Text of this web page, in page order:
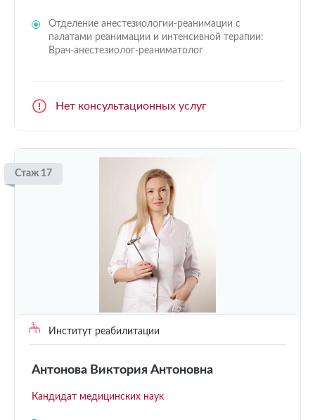
Отделение анестезиологии-реанимации с
палатами реанимации и интенсивной терапии:
Врач-анестезиолог-реаниматолог
Нет консультационных услуг
Стаж 17
Институт реабилитации
Антонова Виктория Антоновна
Кандидат медицинских наук